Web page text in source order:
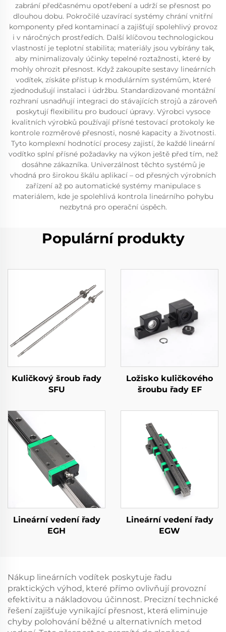
zabrání předčasnému opotřebení a udrží se přesnost po
dlouhou dobu. Pokročilé uzavírací systémy chrání vnitřní
komponenty před kontaminací a zajišťují spolehlivý provoz
i v náročných prostředích. Další klíčovou technologickou
vlastností je teplotní stabilita; materiály jsou vybírány tak,
aby minimalizovaly účinky tepelné roztažnosti, které by
mohly ohrozit přesnost. Když zakoupíte sestavy lineárních
vodítek, získáte přístup k modulárním systémům, které
zjednodušují instalaci i údržbu. Standardizované montážní
rozhraní usnadňují integraci do stávajících strojů a zároveň
poskytují flexibilitu pro budoucí úpravy. Výrobci vysoce
kvalitních výrobků používají přísné testovací protokoly ke
kontrole rozměrové přesnosti, nosné kapacity a životnosti.
Tyto komplexní hodnotící procesy zajistí, že každé lineární
vodítko splní přísné požadavky na výkon ještě před tím, než
dosáhne zákazníka. Univerzálnost těchto systémů je
vhodná pro širokou škálu aplikací – od přesných výrobních
zařízení až po automatické systémy manipulace s
materiálem, kde je spolehlivá kontrola lineárního pohybu
nezbytná pro operační úspěch.
Populární produkty
Kuličkový šroub řady
SFU
Ložisko kuličkového
šroubu řady EF
Lineární vedení řady
EGH
Lineární vedení řady
EGW
Nákup lineárních vodítek poskytuje řadu
praktických výhod, které přímo ovlivňují provozní
efektivitu a nákladovou účinnost. Precizní technické
řešení zajišťuje vynikající přesnost, která eliminuje
chyby polohování běžné u alternativních metod